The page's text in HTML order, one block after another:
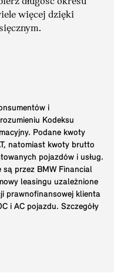
więcej dzięki
i
Kodeksu
Podane kwoty
natomiast kwoty brutto
pojazdów i usług.
są przez BMW Financial
leasingu uzależnione
prawnofinansowej klienta
i AC pojazdu. Szczegóły